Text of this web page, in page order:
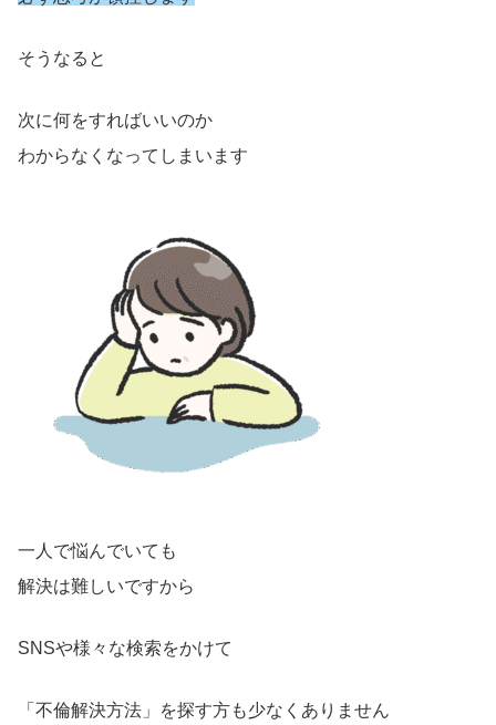
そうなると
次に何をすればいいのか
わからなくなってしまいます
一人で悩んでいても
解決は難しいですから
SNSや様々な検索をかけて
「不倫解決方法」を探す方も少なくありません